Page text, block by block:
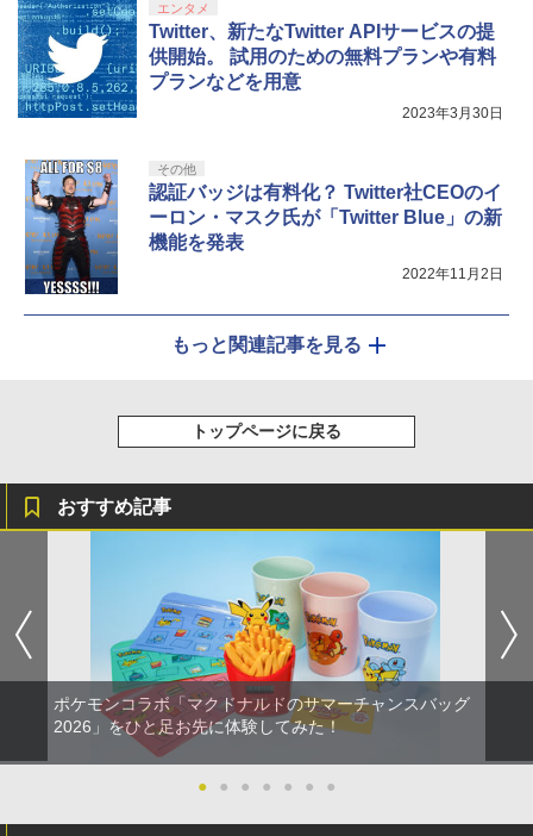
剣、十翼より来たる！スタジオ描き下ろ
しイラストボード付) [DVD]
￥8,800
エンタメ
Twitter、新たなTwitter APIサービスの提
供開始。 試用のための無料プランや有料
プランなどを用意
2023年3月30日
その他
認証バッジは有料化？ Twitter社CEOのイ
ーロン・マスク氏が「Twitter Blue」の新
機能を発表
2022年11月2日
もっと関連記事を見る
トップページに戻る
おすすめ記事
ポケモンコラボ「マクドナルドのサマーチャンスバッグ
2026」をひと足お先に体験してみた！
● ● ● ● ● ● ●